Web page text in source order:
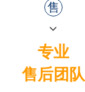
售
专业
售后团队